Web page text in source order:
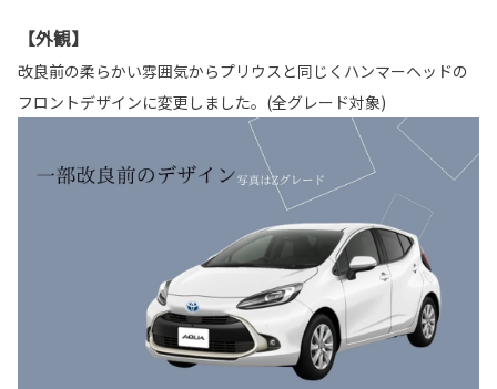
【外観】
改良前の柔らかい雰囲気からプリウスと同じくハンマーヘッドの
フロントデザインに変更しました。(全グレード対象)